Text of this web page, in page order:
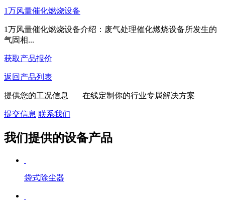
1万风量催化燃烧设备
1万风量催化燃烧设备介绍：废气处理催化燃烧设备所发生的
气固相...
获取产品报价
返回产品列表
提供您的工况信息 在线定制你的行业专属解决方案
提交信息 联系我们
我们提供的设备产品
袋式除尘器